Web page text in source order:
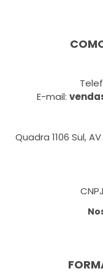
E-mail:
Quadra 1106 Sul, AV